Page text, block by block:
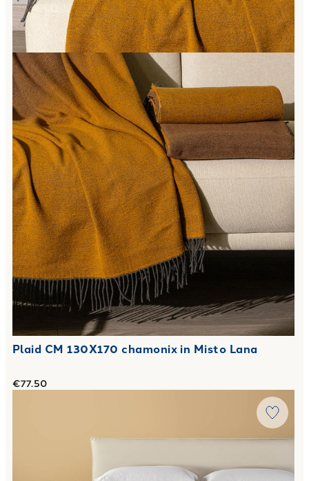
Plaid CM 130X170 chamonix in Misto Lana
€77.50
Copriletto Estivo Matrimoniale levante in Cotone